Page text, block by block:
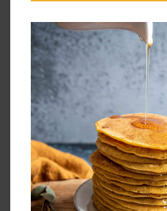
Ma Jolie Food- […] (car
association, vous l’aviez
remarqué avec la recette
framboises et…
Poster le
Votre adresse e-mail ne
champs obligatoires sont